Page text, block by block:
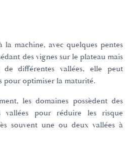
la machine, avec quelques pentes
des vignes sur le plateau mais
de différentes vallées, elle peut
pour optimiser la maturité.
les domaines possèdent des
vallées pour réduire les risque
souvent une ou deux vallées à